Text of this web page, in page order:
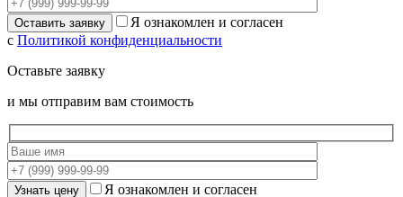
Я ознакомлен и согласен
с Политикой конфиденциальности
Оставьте заявку
и мы отправим вам стоимость
Я ознакомлен и согласен